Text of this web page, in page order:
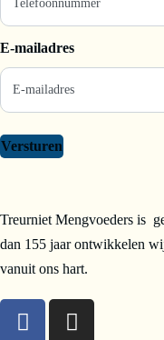
E-mailadres
Versturen
Treurniet Mengvoeders is
dan 155 jaar ontwikkelen
vanuit ons hart.